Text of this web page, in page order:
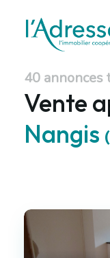
40 annonces
Vente
Nangis